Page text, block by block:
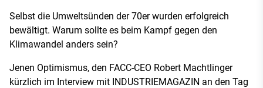
Selbst die Umweltsünden der 70er wurden erfolgreich
bewältigt. Warum sollte es beim Kampf gegen den
Klimawandel anders sein?
Jenen Optimismus, den FACC-CEO Robert Machtlinger
kürzlich im Interview mit INDUSTRIEMAGAZIN an den Tag